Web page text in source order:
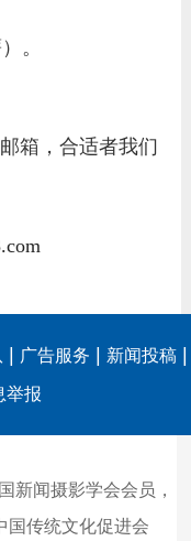
。
箱，合适者我们
| 广告服务 | 新闻投稿 |
举报
新闻摄影学会会员，
国传统文化促进会